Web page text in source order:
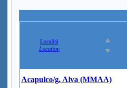
Località
Location
Acapulco/g. Alva (MMAA)